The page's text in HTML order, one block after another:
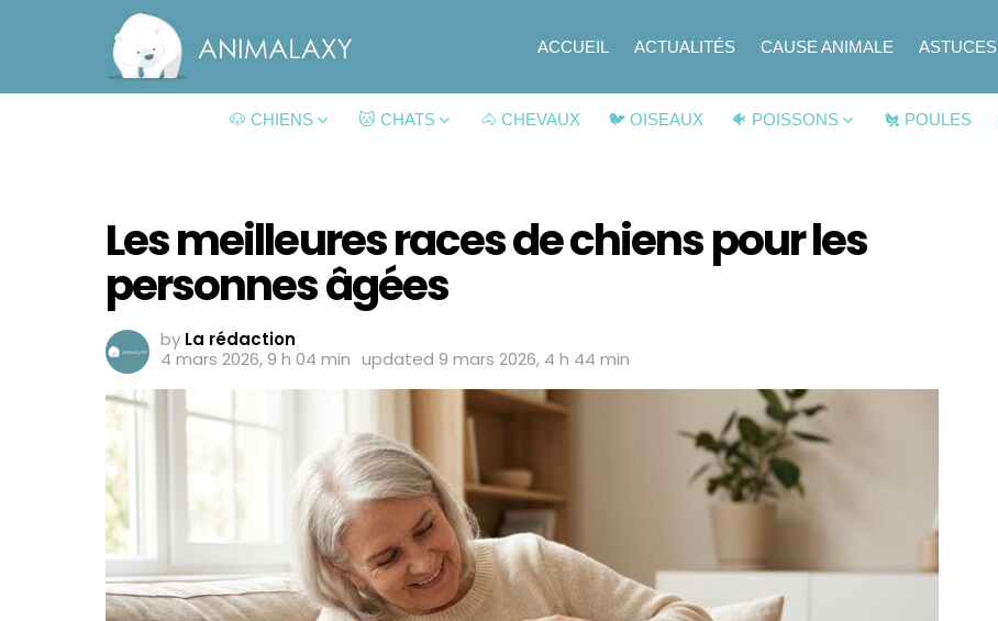
ACCUEIL ACTUALITÉS CAUSE ANIMALE ASTUCES
🐶 CHIENS 🐱 CHATS 🐴 CHEVAUX 🐦 OISEAUX 🐠 POISSONS 🐔 POULES
Les meilleures races de chiens pour les
personnes âgées
by La rédaction
4 mars 2026, 9 h 04 min updated 9 mars 2026, 4 h 44 min